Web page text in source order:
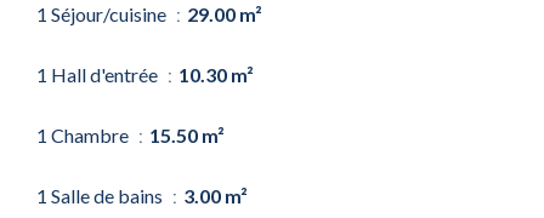
1 Séjour/cuisine 29.00 m²
1 Hall d'entrée 10.30 m²
1 Chambre 15.50 m²
1 Salle de bains 3.00 m²